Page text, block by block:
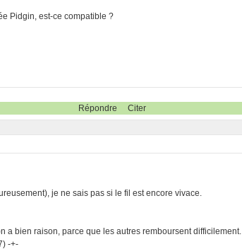
Pidgin, est-ce compatible ?
Répondre Citer
je ne sais pas si le fil est encore vivace.
a bien raison, parce que les autres remboursent difficilement.
-+-